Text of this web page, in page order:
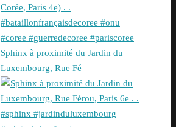
Sphinx à proximité du Jardin du
Luxembourg, Rue Fé